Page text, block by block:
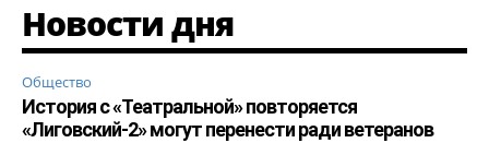
Новости дня
Общество
История с «Театральной» повторяется
«Лиговский-2» могут перенести ради ветеранов